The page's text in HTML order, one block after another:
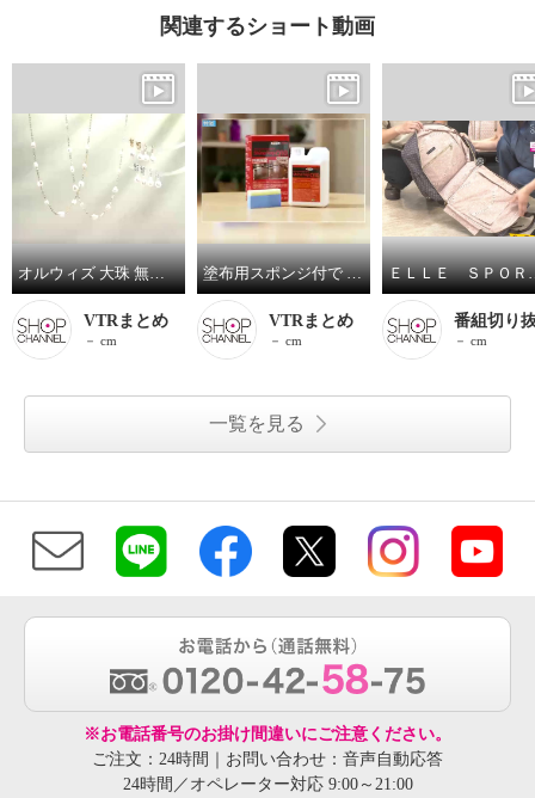
関連するショート動画
オルウィズ 大珠 無核淡水バロックパール ステーションネックレス／イヤリング／ピアス
VTRまとめ
－ cm
塗布用スポンジ付で サッと塗り伸ばし 乾かすだけ簡単！ 輝きが戻るフロアワックス シャイントップＱ１０ ＜１リットル＞
VTRまとめ
－ cm
ＥＬＬＥ ＳＰＯＲＴ は
番組切り
－ cm
一覧を見る
※お電話番号のお掛け間違いにご注意ください。
ご注文：24時間｜お問い合わせ：音声自動応答
24時間／オペレーター対応 9:00～21:00